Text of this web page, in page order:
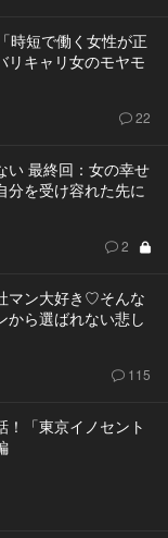
時短で働く女性が正
キャリ女のモヤモ
22
い 最終回：女の幸せ
分を受け容れた先に
2
マン大好き♡そんな
から選ばれない悲し
115
！「東京イノセント